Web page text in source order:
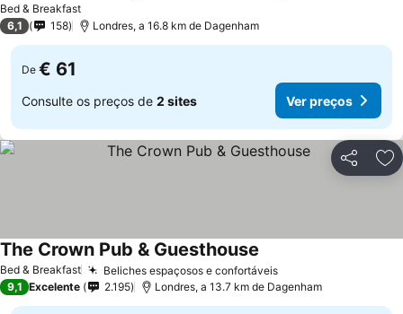
Bed & Breakfast
6,1 158 Londres, a 16.8 km de Dagenham
De € 61
Consulte os preços de 2 sites Ver preços
Partilhar
Bed & Breakfast Beliches espaçosos e confortáveis
The Crown Pub & Guesthouse
9,1 Excelente 2.195 Londres, a 13.7 km de Dagenham